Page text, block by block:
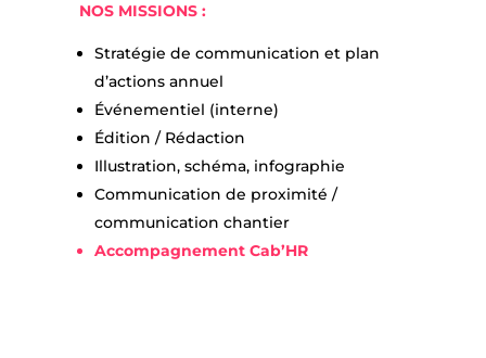
NOS MISSIONS :
Stratégie de communication et plan
d’actions annuel
Événementiel (interne)
Édition / Rédaction
Illustration, schéma, infographie
Communication de proximité /
communication chantier
Accompagnement Cab’HR